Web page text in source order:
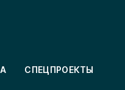
СПЕЦПРОЕКТЫ